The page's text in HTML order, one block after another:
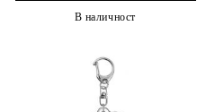
В наличност